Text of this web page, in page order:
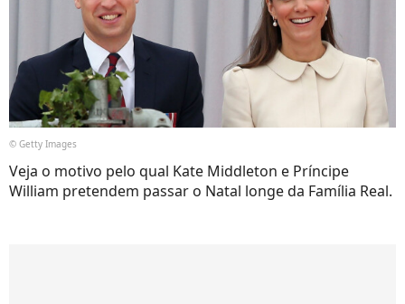
© Getty Images
Veja o motivo pelo qual Kate Middleton e Príncipe
William pretendem passar o Natal longe da Família Real.